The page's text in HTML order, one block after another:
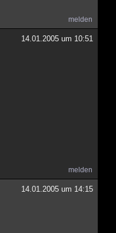
melden
14.01.2005 um 10:51
melden
14.01.2005 um 14:15